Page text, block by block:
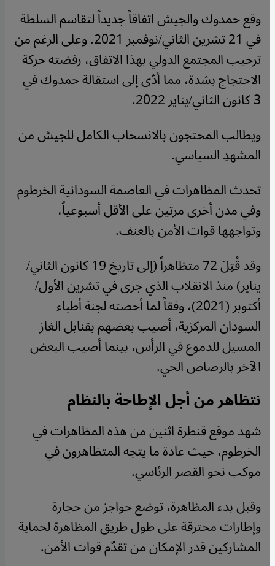
وقع حمدوك والجيش اتفاقاً جديداً لتقاسم السلطة
في 21 تشرين الثاني/نوفمبر 2021. وعلى الرغم من
ترحيب المجتمع الدولي بهذا الاتفاق، رفضته حركة
الاحتجاج بشدة، مما أدّى إلى استقالة حمدوك في
3 كانون الثاني/يناير 2022.
ويطالب المحتجون بالانسحاب الكامل للجيش من
المشهدِ السياسي.
تحدث المظاهرات في العاصمة السودانية الخرطوم
وفي مدن أخرى مرتين على الأقل أسبوعياً،
وتواجهها قوات الأمن بالعنف.
وقد قُتِلَ 72 متظاهراً (إلى تاريخ 19 كانون الثاني/
يناير) منذ الانقلاب الذي جرى في تشرين الأول/
أكتوبر (2021)، وفقاً لما أحصته لجنة أطباء
السودان المركزية، أصيب بعضهم بقنابل الغاز
المسيل للدموع في الرأس، بينما أصيب البعض
الآخر بالرصاص الحي.
نتظاهر من أجل الإطاحة بالنظام
شهد موقع قنطرة اثنين من هذه المظاهرات في
الخرطوم، حيث عادة ما يتجه المتظاهرون في
موكب نحو القصر الرئاسي.
وقبل بدء المظاهرة، توضع حواجز من حجارة
وإطارات محترقة على طول طريق المظاهرة لحماية
المشاركين قدر الإمكان من تقدّم قوات الأمن.